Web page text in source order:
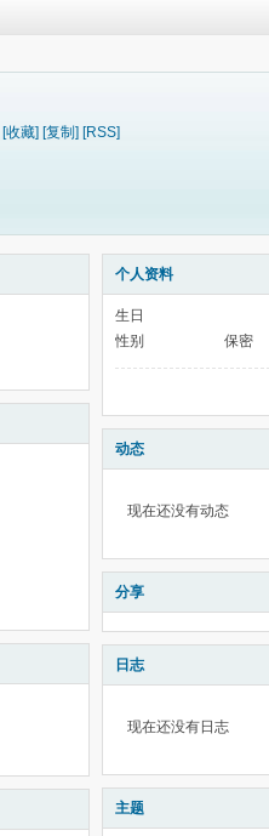
[收藏] [复制] [RSS]
个人资料
生日
性别
保密
动态
现在还没有动态
分享
日志
现在还没有日志
主题